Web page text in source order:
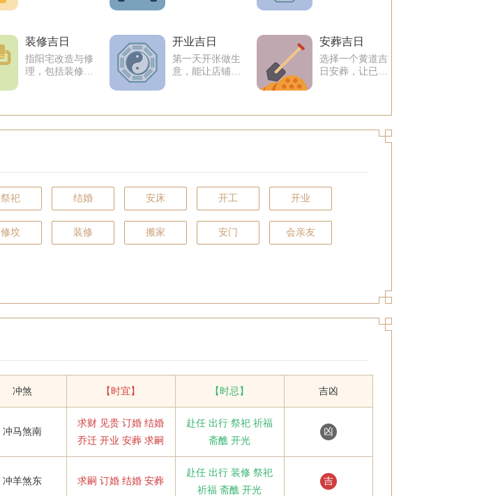
装修吉日
指阳宅改造与修
理，包括装修，
开业吉日
第一天开张做生
意，能让店铺生
安葬吉日
选择一个黄道吉
日安葬，让已逝
祭祀 结婚 安床 开工 开业
修坟 装修 搬家 安门 会亲友
冲煞 【时宜】 【时忌】 吉凶
冲马煞南
求财 见贵 订婚 结婚
乔迁 开业 安葬 求嗣
赴任 出行 祭祀 祈福
斋醮 开光
凶
冲羊煞东 求嗣 订婚 结婚 安葬
赴任 出行 装修 祭祀
祈福 斋醮 开光
吉